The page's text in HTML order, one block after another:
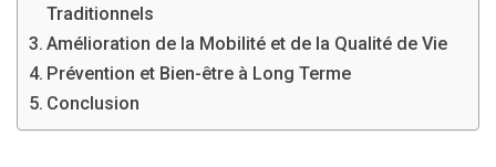
Traditionnels
Amélioration de la Mobilité et de la Qualité de Vie
Prévention et Bien-être à Long Terme
Conclusion